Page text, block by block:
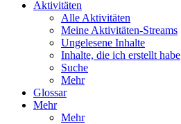
Aktivitäten
Alle Aktivitäten
Meine Aktivitäten-Streams
Ungelesene Inhalte
Inhalte, die ich erstellt habe
Suche
Mehr
Glossar
Mehr
Mehr